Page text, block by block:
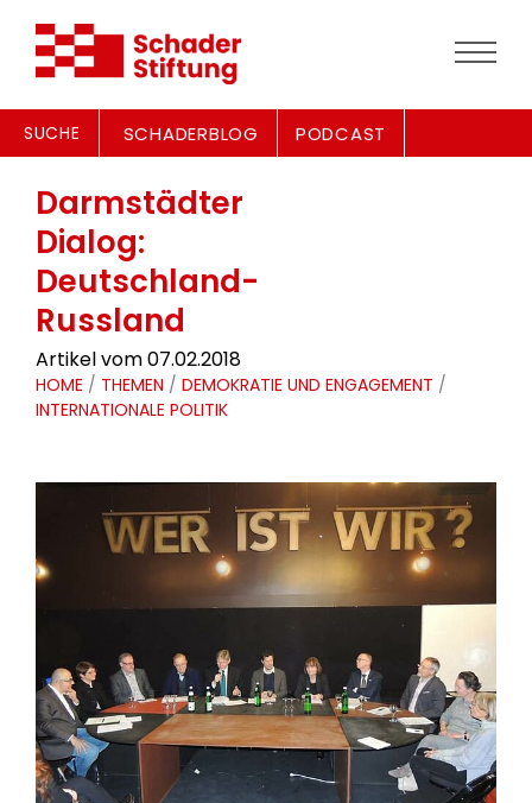
SUCHE SCHADERBLOG PODCAST
Darmstädter
Dialog:
Deutschland-
Russland
Artikel vom 07.02.2018
HOME / THEMEN / DEMOKRATIE UND ENGAGEMENT /
INTERNATIONALE POLITIK